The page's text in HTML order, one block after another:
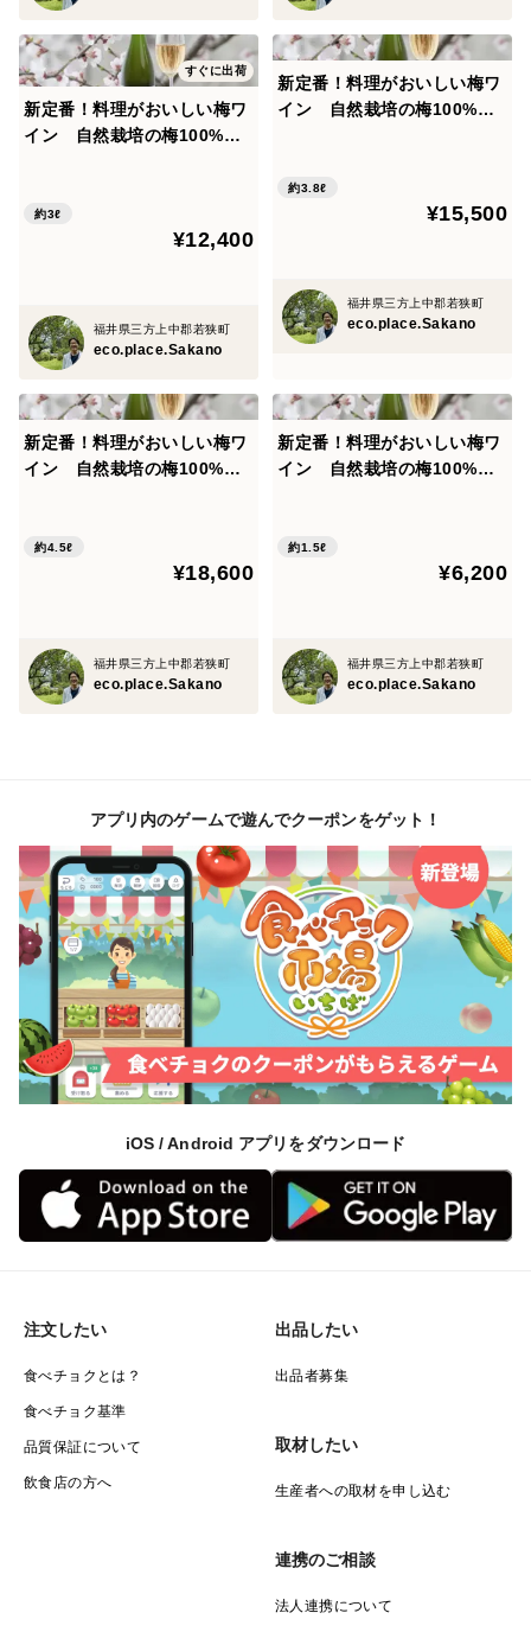
すぐに出荷
新定番！料理がおいしい梅ワ
イン 自然栽培の梅100%使
0ml 4本セット
約3ℓ
¥12,400
福井県三方上中郡若狭町
eco.place.Sakano
新定番！料理がおいしい梅ワ
イン 自然栽培の梅100%使
0ml 5本セット
約3.8ℓ
¥15,500
福井県三方上中郡若狭町
eco.place.Sakano
新定番！料理がおいしい梅ワ
イン 自然栽培の梅100%使
0ml 6本セット
約4.5ℓ
¥18,600
福井県三方上中郡若狭町
eco.place.Sakano
新定番！料理がおいしい梅ワ
イン 自然栽培の梅100%使
0ml 2本セット
約1.5ℓ
¥6,200
福井県三方上中郡若狭町
eco.place.Sakano
アプリ内のゲームで遊んでクーポンをゲット！
iOS / Android アプリをダウンロード
注文したい
食べチョクとは？
食べチョク基準
品質保証について
飲食店の方へ
出品したい
出品者募集
取材したい
生産者への取材を申し込む
連携のご相談
法人連携について